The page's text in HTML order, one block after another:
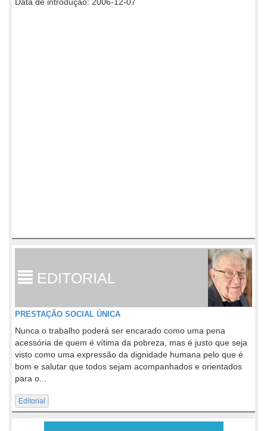
EDITORIAL
PRESTAÇÃO SOCIAL ÚNICA
Nunca o trabalho poderá ser encarado como uma pena
acessória de quem é vítima da pobreza, mas é justo que seja
visto como uma expressão da dignidade humana pelo que é
bom e salutar que todos sejam acompanhados e orientados
para o...
Editorial